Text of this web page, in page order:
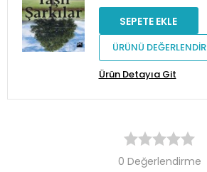
SEPETE EKLE
ÜRÜNÜ DEĞERLENDİR
Ürün Detayıa Git
0 Değerlendirme